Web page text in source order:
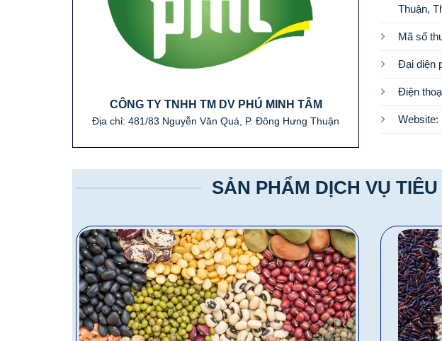
CÔNG TY TNHH TM DV PHÚ MINH TÂM
Địa chỉ: 481/83 Nguyễn Văn Quá, P. Đông Hưng Thuận
Thuận,
Mã số
Đại diện
Điện
Website:
SẢN PHẨM DỊCH VỤ